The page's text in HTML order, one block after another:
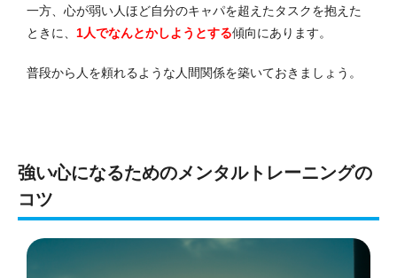
一方、心が弱い人ほど自分のキャパを超えたタスクを抱えた
ときに、 1人でなんとかしようとする傾向にあります。
普段から人を頼れるような人間関係を築いておきましょう。
強い心になるためのメンタルトレーニングの
コツ